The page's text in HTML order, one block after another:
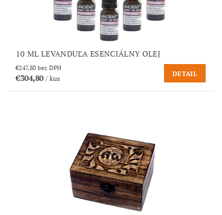
10 ML LEVANDUĽA ESENCIÁLNY OLEJ
€247,80 bez DPH
€304,80/ kus
DETAIL